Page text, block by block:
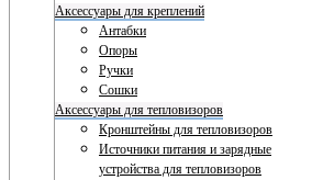
Аксессуары для креплений
Антабки
Опоры
Ручки
Сошки
Аксессуары для тепловизоров
Кронштейны для тепловизоров
Источники питания и зарядные
устройства для тепловизоров